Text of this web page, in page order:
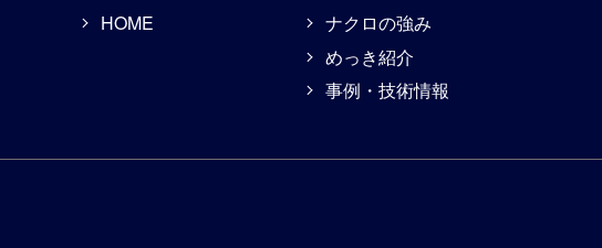
HOME
ナクロの強み
めっき紹介
事例・技術情報